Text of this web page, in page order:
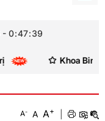
- 0:47:40
Khoa Binh chủng,
A- A A+